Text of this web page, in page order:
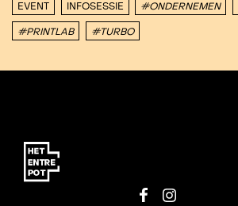
EVENT INFOSESSIE #ONDERNEMEN
#PRINTLAB #TURBO